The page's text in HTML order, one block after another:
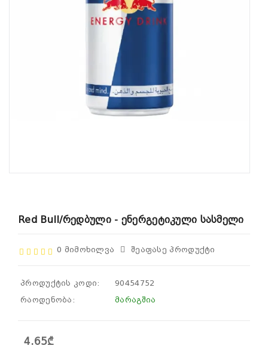
Red Bull/რედბული - Ენერგეტიკული Სასმელი
0 Მიმოხილვა Შეაფასე Პროდუქტი
პროდუქტის კოდი:
90454752
რაოდენობა:
მარაგშია
4.65₾